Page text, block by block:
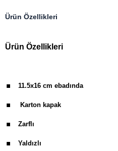
Ürün Özellikleri
Ürün Özellikleri
. 11.5x16 cm ebadında
. Karton kapak
. Zarflı
. Yaldızlı